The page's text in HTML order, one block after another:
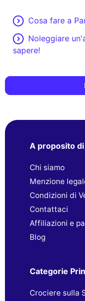
Cosa fare a
Noleggiare
sapere!
A proposito
Chi siamo
Menzione
Condizioni di
Contattaci
Affiliazioni e
Blog
Categorie
Crociere sulla